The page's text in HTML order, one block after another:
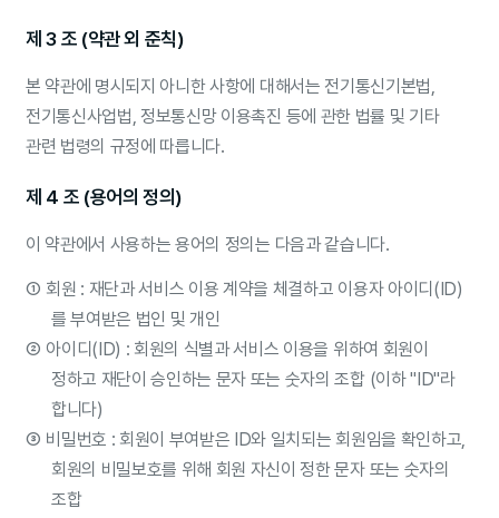
제 3 조 (약관 외 준칙)
본 약관에 명시되지 아니한 사항에 대해서는 전기통신기본법,
전기통신사업법, 정보통신망 이용촉진 등에 관한 법률 및 기타
관련 법령의 규정에 따릅니다.
제 4 조 (용어의 정의)
이 약관에서 사용하는 용어의 정의는 다음과 같습니다.
① 회원 : 재단과 서비스 이용 계약을 체결하고 이용자 아이디(ID)
를 부여받은 법인 및 개인
② 아이디(ID) : 회원의 식별과 서비스 이용을 위하여 회원이
정하고 재단이 승인하는 문자 또는 숫자의 조합 (이하 "ID"라
합니다)
③ 비밀번호 : 회원이 부여받은 ID와 일치되는 회원임을 확인하고,
회원의 비밀보호를 위해 회원 자신이 정한 문자 또는 숫자의
조합